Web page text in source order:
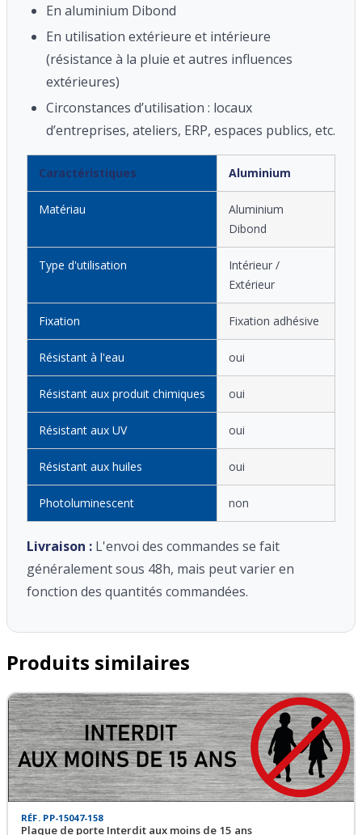
En aluminium Dibond
En utilisation extérieure et intérieure
(résistance à la pluie et autres influences
extérieures)
Circonstances d’utilisation : locaux
d’entreprises, ateliers, ERP, espaces publics, etc.
Caractéristiques Aluminium
Matériau
Aluminium
Dibond
Type d'utilisation
Intérieur /
Extérieur
Fixation Fixation adhésive
Résistant à l'eau oui
Résistant aux produit chimiques oui
Résistant aux UV oui
Résistant aux huiles oui
Photoluminescent non
Livraison : L'envoi des commandes se fait
généralement sous 48h, mais peut varier en
fonction des quantités commandées.
Produits similaires
RÉF. PP-15047-158
Plaque de porte Interdit aux moins de 15 ans